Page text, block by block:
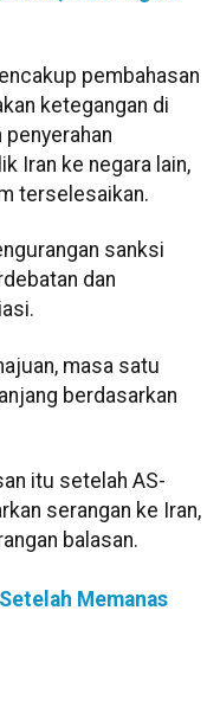
pembahasan
ketegangan di
Iran ke negara lain,
terselesaikan.
sanksi
dan
masa satu
berdasarkan
itu setelah AS-
serangan ke Iran,
balasan.
Memanas